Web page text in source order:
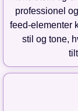
professionel
feed-elementer
stil og tone,